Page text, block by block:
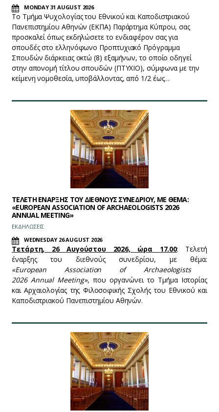
MONDAY 31 AUGUST 2026
Το Τμήμα Ψυχολογίας του Εθνικού και Καποδιστριακού
Πανεπιστημίου Αθηνών (ΕΚΠΑ) Παράρτημα Κύπρου, σας
προσκαλεί όπως εκδηλώσετε το ενδιαφέρον σας για
σπουδές στο ελληνόφωνο Προπτυχιακό Πρόγραμμα
Σπουδών διάρκειας οκτώ (8) εξαμήνων, το οποίο οδηγεί
στην απονομή τίτλου σπουδών (ΠΤΥΧΙΟ), σύμφωνα με την
κείμενη νομοθεσία, υποβάλλοντας, από 1/2 έως…
ΤΕΛΕΤΗ ΕΝΑΡΞΗΣ ΤΟΥ ΔΙΕΘΝΟΥΣ ΣΥΝΕΔΡΙΟΥ, ΜΕ ΘΕΜΑ:
«EUROPEAN ASSOCIATION OF ARCHAEOLOGISTS 2026
ANNUAL MEETING»
ΕΚΔΗΛΩΣΕΙΣ
WEDNESDAY 26 AUGUST 2026
Τετάρτη, 26 Αυγούστου 2026, ώρα 17.00: Τελετή
έναρξης του διεθνούς συνεδρίου, με θέμα:
«European Association of Archaeologists
2026 Annual Meeting», που οργανώνει το Τμήμα Ιστορίας
και Αρχαιολογίας της Φιλοσοφικής Σχολής του Εθνικού και
Καποδιστριακού Πανεπιστημίου Αθηνών.